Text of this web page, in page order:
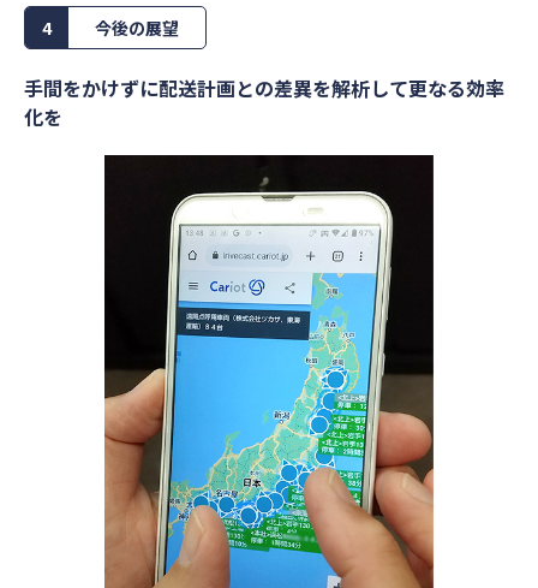
4 今後の展望
手間をかけずに配送計画との差異を解析して更なる効率
化を